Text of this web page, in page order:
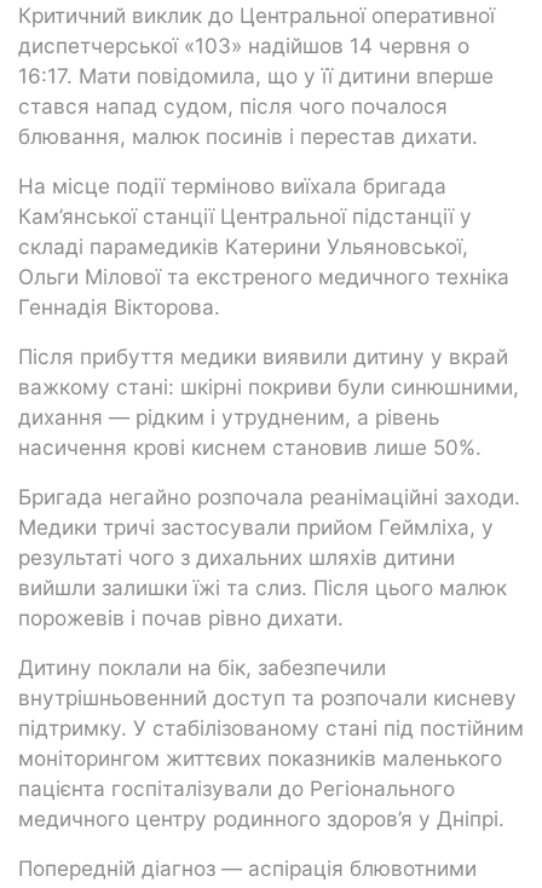
Критичний виклик до Центральної оперативної
диспетчерської «103» надійшов 14 червня о
16:17. Мати повідомила, що у її дитини вперше
стався напад судом, після чого почалося
блювання, малюк посинів і перестав дихати.
На місце події терміново виїхала бригада
Кам’янської станції Центральної підстанції у
складі парамедиків Катерини Ульяновської,
Ольги Мілової та екстреного медичного техніка
Геннадія Вікторова.
Після прибуття медики виявили дитину у вкрай
важкому стані: шкірні покриви були синюшними,
дихання — рідким і утрудненим, а рівень
насичення крові киснем становив лише 50%.
Бригада негайно розпочала реанімаційні заходи.
Медики тричі застосували прийом Геймліха, у
результаті чого з дихальних шляхів дитини
вийшли залишки їжі та слиз. Після цього малюк
порожевів і почав рівно дихати.
Дитину поклали на бік, забезпечили
внутрішньовенний доступ та розпочали кисневу
підтримку. У стабілізованому стані під постійним
моніторингом життєвих показників маленького
пацієнта госпіталізували до Регіонального
медичного центру родинного здоров’я у Дніпрі.
Попередній діагноз — аспірація блювотними